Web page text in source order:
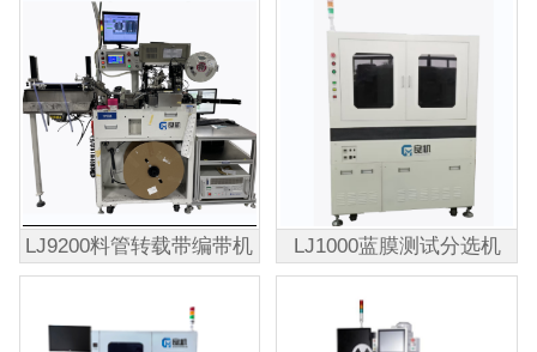
LJ9200料管转载带编带机 LJ1000蓝膜测试分选机